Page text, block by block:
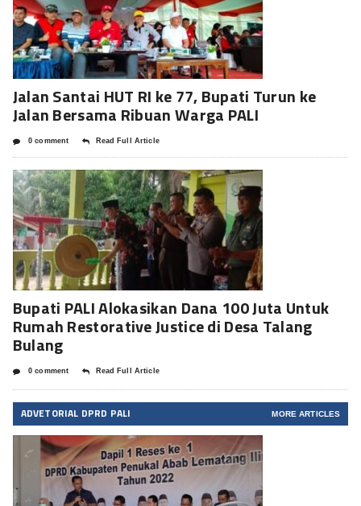
Jalan Santai HUT RI ke 77, Bupati Turun ke
Jalan Bersama Ribuan Warga PALI
0 comment Read Full Article
Bupati PALI Alokasikan Dana 100 Juta Untuk
Rumah Restorative Justice di Desa Talang
Bulang
0 comment Read Full Article
ADVETORIAL DPRD PALI MORE ARTICLES